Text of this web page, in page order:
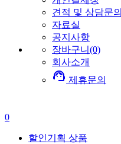
견적 및 상담문의
자료실
공지사항
장바구니(0)
회사소개
support_agent 제휴문의
0
할인기획 상품